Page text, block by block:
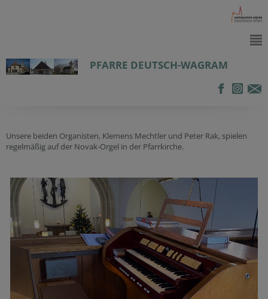
PFARRE DEUTSCH-WAGRAM
Unsere beiden Organisten, Klemens Mechtler und Peter Rak, spielen
regelmäßig auf der Novak-Orgel in der Pfarrkirche.